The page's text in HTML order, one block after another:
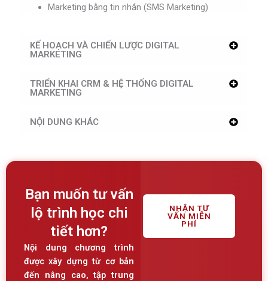
Marketing bằng tin nhắn (SMS Marketing)
KẾ HOẠCH VÀ CHIẾN LƯỢC DIGITAL
MARKETING
TRIỂN KHAI CRM & HỆ THỐNG DIGITAL
MARKETING
NỘI DUNG KHÁC
Bạn muốn tư vấn
lộ trình học chi
tiết hơn?
Nội dung chương trình
được xây dựng từ cơ bản
đến nâng cao, tập trung
NHẬN TƯ
VẤN MIỄN
PHÍ